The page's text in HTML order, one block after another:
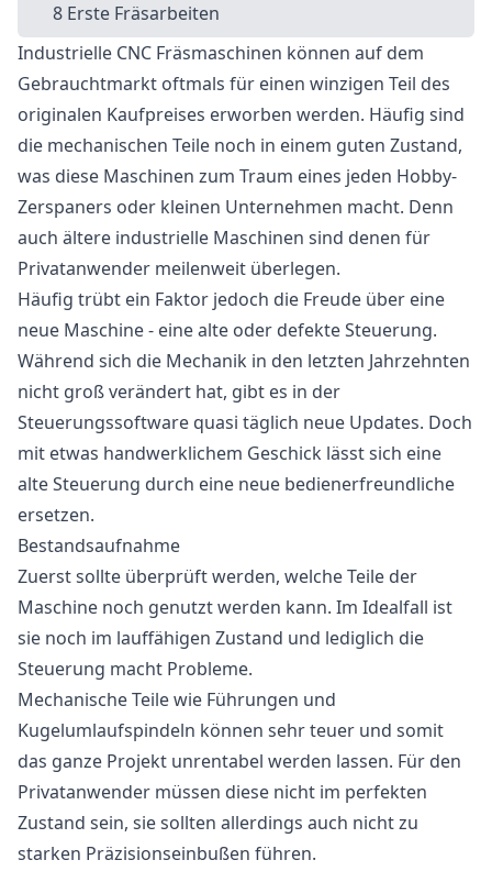
Erste Fräsarbeiten
Industrielle CNC Fräsmaschinen können auf dem
Gebrauchtmarkt oftmals für einen winzigen Teil des
originalen Kaufpreises erworben werden. Häufig sind
die mechanischen Teile noch in einem guten Zustand,
was diese Maschinen zum Traum eines jeden Hobby-
Zerspaners oder kleinen Unternehmen macht. Denn
auch ältere industrielle Maschinen sind denen für
Privatanwender meilenweit überlegen.
Häufig trübt ein Faktor jedoch die Freude über eine
neue Maschine - eine alte oder defekte Steuerung.
Während sich die Mechanik in den letzten Jahrzehnten
nicht groß verändert hat, gibt es in der
Steuerungssoftware quasi täglich neue Updates. Doch
mit etwas handwerklichem Geschick lässt sich eine
alte Steuerung durch eine neue bedienerfreundliche
ersetzen.
Bestandsaufnahme
Zuerst sollte überprüft werden, welche Teile der
Maschine noch genutzt werden kann. Im Idealfall ist
sie noch im lauffähigen Zustand und lediglich die
Steuerung macht Probleme.
Mechanische Teile wie Führungen und
Kugelumlaufspindeln können sehr teuer und somit
das ganze Projekt unrentabel werden lassen. Für den
Privatanwender müssen diese nicht im perfekten
Zustand sein, sie sollten allerdings auch nicht zu
starken Präzisionseinbußen führen.